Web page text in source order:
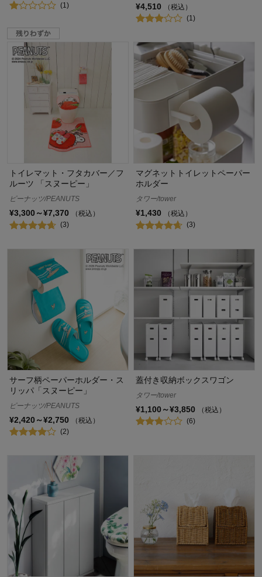
(1)
¥4,510
（税込）
(1)
トイレマット・フタカバー／フ
ルーツ 「スヌーピー」
ピーナッツ/PEANUTS
¥3,300～¥7,370
（税込）
(3)
マグネットトイレットペーパー
ホルダー
タワー/tower
¥1,430
（税込）
(3)
サーフ柄ペーパーホルダー・ス
リッパ「スヌーピー」
ピーナッツ/PEANUTS
¥2,420～¥2,750
（税込）
(2)
蓋付き収納ボックスワゴン
タワー/tower
¥1,100～¥3,850
（税込）
(6)